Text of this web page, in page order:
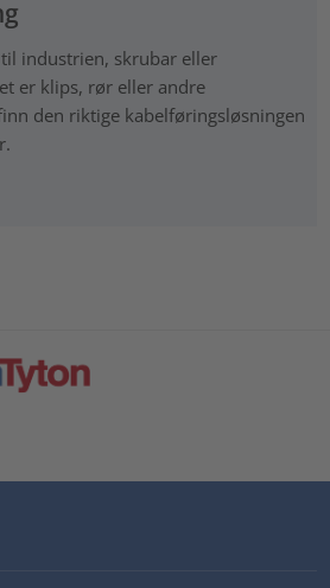
industrien, skrubar eller
er klips, rør eller andre
den riktige kabelføringsløsningen